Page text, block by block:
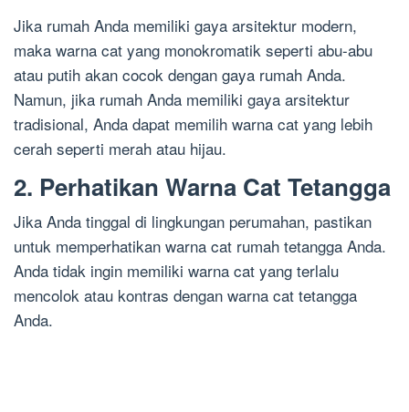
Jika rumah Anda memiliki gaya arsitektur modern,
maka warna cat yang monokromatik seperti abu-abu
atau putih akan cocok dengan gaya rumah Anda.
Namun, jika rumah Anda memiliki gaya arsitektur
tradisional, Anda dapat memilih warna cat yang lebih
cerah seperti merah atau hijau.
2. Perhatikan Warna Cat Tetangga
Jika Anda tinggal di lingkungan perumahan, pastikan
untuk memperhatikan warna cat rumah tetangga Anda.
Anda tidak ingin memiliki warna cat yang terlalu
mencolok atau kontras dengan warna cat tetangga
Anda.